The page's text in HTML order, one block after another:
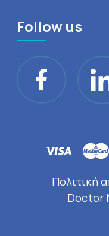
Follow us
Πολιτική
Doctor